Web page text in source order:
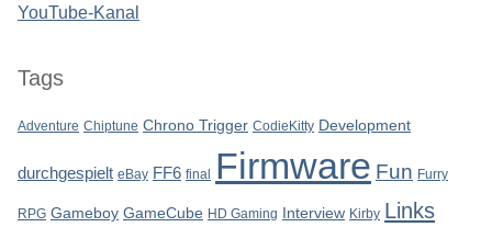
YouTube-Kanal
Tags
Adventure Chiptune Chrono Trigger CodieKitty Development
durchgespielt eBay FF6 final Firmware Fun Furry
RPG Gameboy GameCube HD Gaming Interview Kirby Links